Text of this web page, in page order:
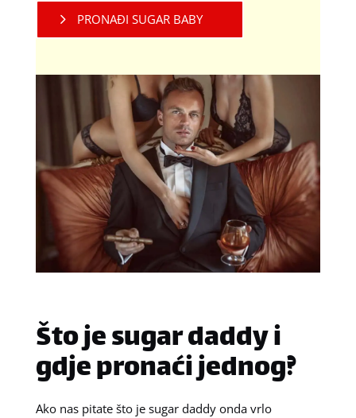
PRONAĐI SUGAR BABY
Što je sugar daddy i
gdje pronaći jednog?
Ako nas pitate što je sugar daddy onda vrlo